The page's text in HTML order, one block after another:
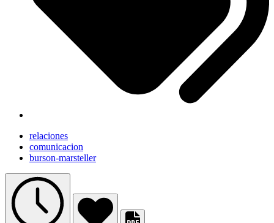
relaciones
comunicacion
burson-marsteller